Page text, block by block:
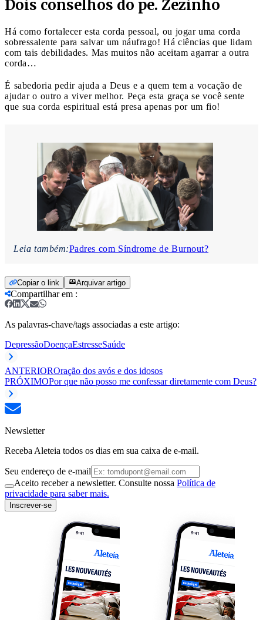
Dois conselhos do pe. Zezinho
Há como fortalecer esta corda pessoal, ou jogar uma corda
sobressalente para salvar um náufrago! Há ciências que lidam
com tais debilidades. Mas muitos não aceitam agarrar a outra
corda…
É sabedoria pedir ajuda a Deus e a quem tem a vocação de
ajudar o outro a viver melhor. Peça esta graça se você sente
que sua corda espiritual está presa apenas por um fio!
Leia também:Padres com Síndrome de Burnout?
Copiar o link Arquivar artigo
Compartilhar em :
As palavras-chave/tags associadas a este artigo:
DepressãoDoençaEstresseSaúde
ANTERIOROração dos avós e dos idosos
PRÓXIMOPor que não posso me confessar diretamente com Deus?
Newsletter
Receba Aleteia todos os dias em sua caixa de e-mail.
Seu endereço de e-mail
Aceito receber a newsletter. Consulte nossa Política de
privacidade para saber mais.
Inscrever-se